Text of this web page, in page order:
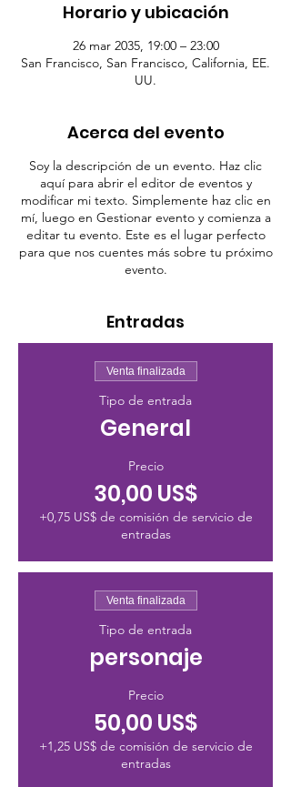
Horario y ubicación
26 mar 2035, 19:00 – 23:00
San Francisco, San Francisco, California, EE.
UU.
Acerca del evento
Soy la descripción de un evento. Haz clic
aquí para abrir el editor de eventos y
modificar mi texto. Simplemente haz clic en
mí, luego en Gestionar evento y comienza a
editar tu evento. Este es el lugar perfecto
para que nos cuentes más sobre tu próximo
evento.
Entradas
Venta finalizada
Tipo de entrada
General
Precio
30,00 US$
+0,75 US$ de comisión de servicio de
entradas
Venta finalizada
Tipo de entrada
personaje
Precio
50,00 US$
+1,25 US$ de comisión de servicio de
entradas